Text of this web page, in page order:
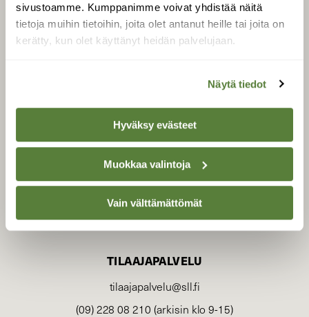
sivustoamme. Kumppanimme voivat yhdistää näitä
tietoja muihin tietoihin, joita olet antanut heille tai joita on
kerätty, kun olet käyttänyt heidän palvelujaan.
Näytä tiedot
Hyväksy evästeet
Muokkaa valintoja
Vain välttämättömät
SUOMEN LUONNON­
SUOJELU­LIITTO
Suomen Luonto -lehden
luonnonsuojelu­liitto.
TILAAJAPALVELU
tilaajapalvelu@sll.fi
(09) 228 08 210 (arkisin klo 9-15)